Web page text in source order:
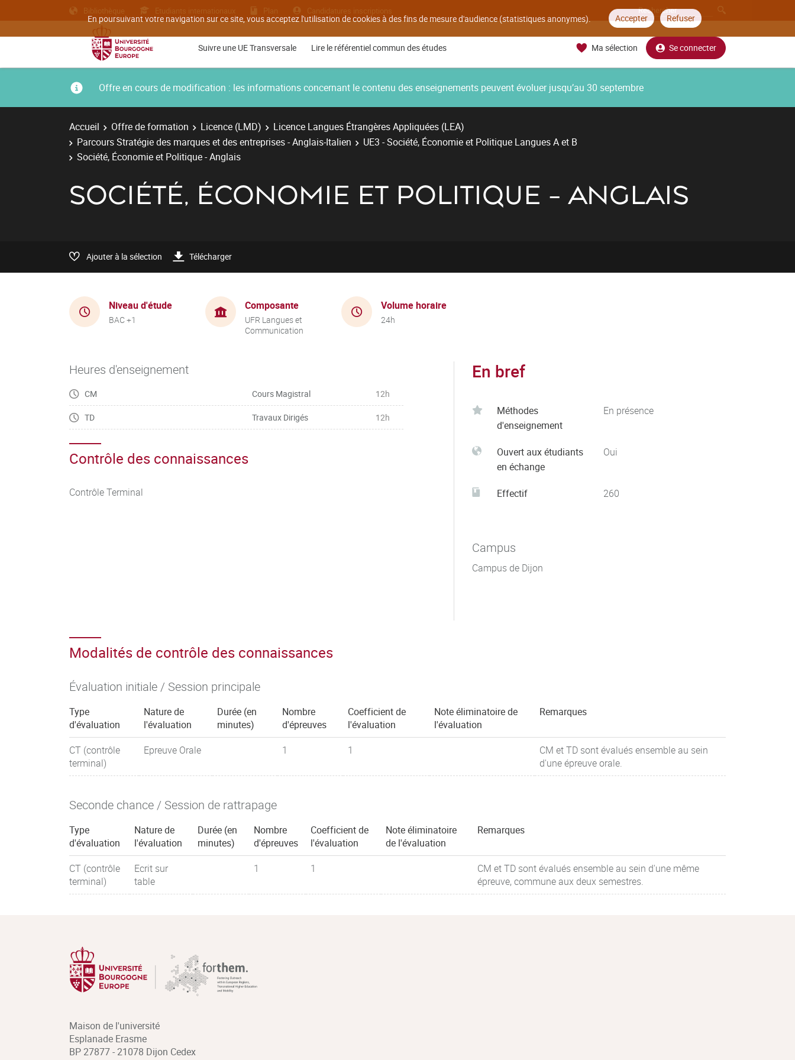
En poursuivant votre navigation sur ce site, vous acceptez l'utilisation de cookies à des fins de mesure d'audience (statistiques anonymes). Accepter Refuser
Bibliothèque Etudiants internationaux Plan Candidatures inscriptions
Suivre une UE Transversale Lire le référentiel commun des études Ma sélection Se connecter
Offre en cours de modification : les informations concernant le contenu des enseignements peuvent évoluer jusqu’au 30 septembre
Accueil Offre de formation Licence (LMD)
Licence Langues Étrangères Appliquées (LEA)
Parcours Stratégie des marques et des entreprises - Anglais-Italien
UE3 - Société, Économie et Politique Langues A et B
Société, Économie et Politique - Anglais
SOCIÉTÉ, ÉCONOMIE ET POLITIQUE - ANGLAIS
Ajouter à la sélection Télécharger
Niveau d'étude
BAC +1
Composante
UFR Langues et
Communication
Volume horaire
24h
Heures d'enseignement
CM Cours Magistral 12h
TD Travaux Dirigés 12h
Contrôle des connaissances
Contrôle Terminal
En bref
Méthodes
d'enseignement
En présence
Ouvert aux étudiants
en échange
Oui
Effectif 260
Campus
Campus de Dijon
Modalités de contrôle des connaissances
Évaluation initiale / Session principale
Type
d'évaluation
Nature de
l'évaluation
Durée (en
minutes)
Nombre
d'épreuves
Coefficient de
l'évaluation
Note éliminatoire de
l'évaluation
Remarques
CT (contrôle
terminal)
Epreuve Orale 1 1
CM et TD sont évalués ensemble au sein
d'une épreuve orale.
Seconde chance / Session de rattrapage
Type
d'évaluation
Nature de
l'évaluation
Durée (en
minutes)
Nombre
d'épreuves
Coefficient de
l'évaluation
Note éliminatoire
de l'évaluation
Remarques
CT (contrôle
terminal)
Ecrit sur
table
1 1
CM et TD sont évalués ensemble au sein d'une même
épreuve, commune aux deux semestres.
Maison de l'université
Esplanade Erasme
BP 27877 - 21078 Dijon Cedex